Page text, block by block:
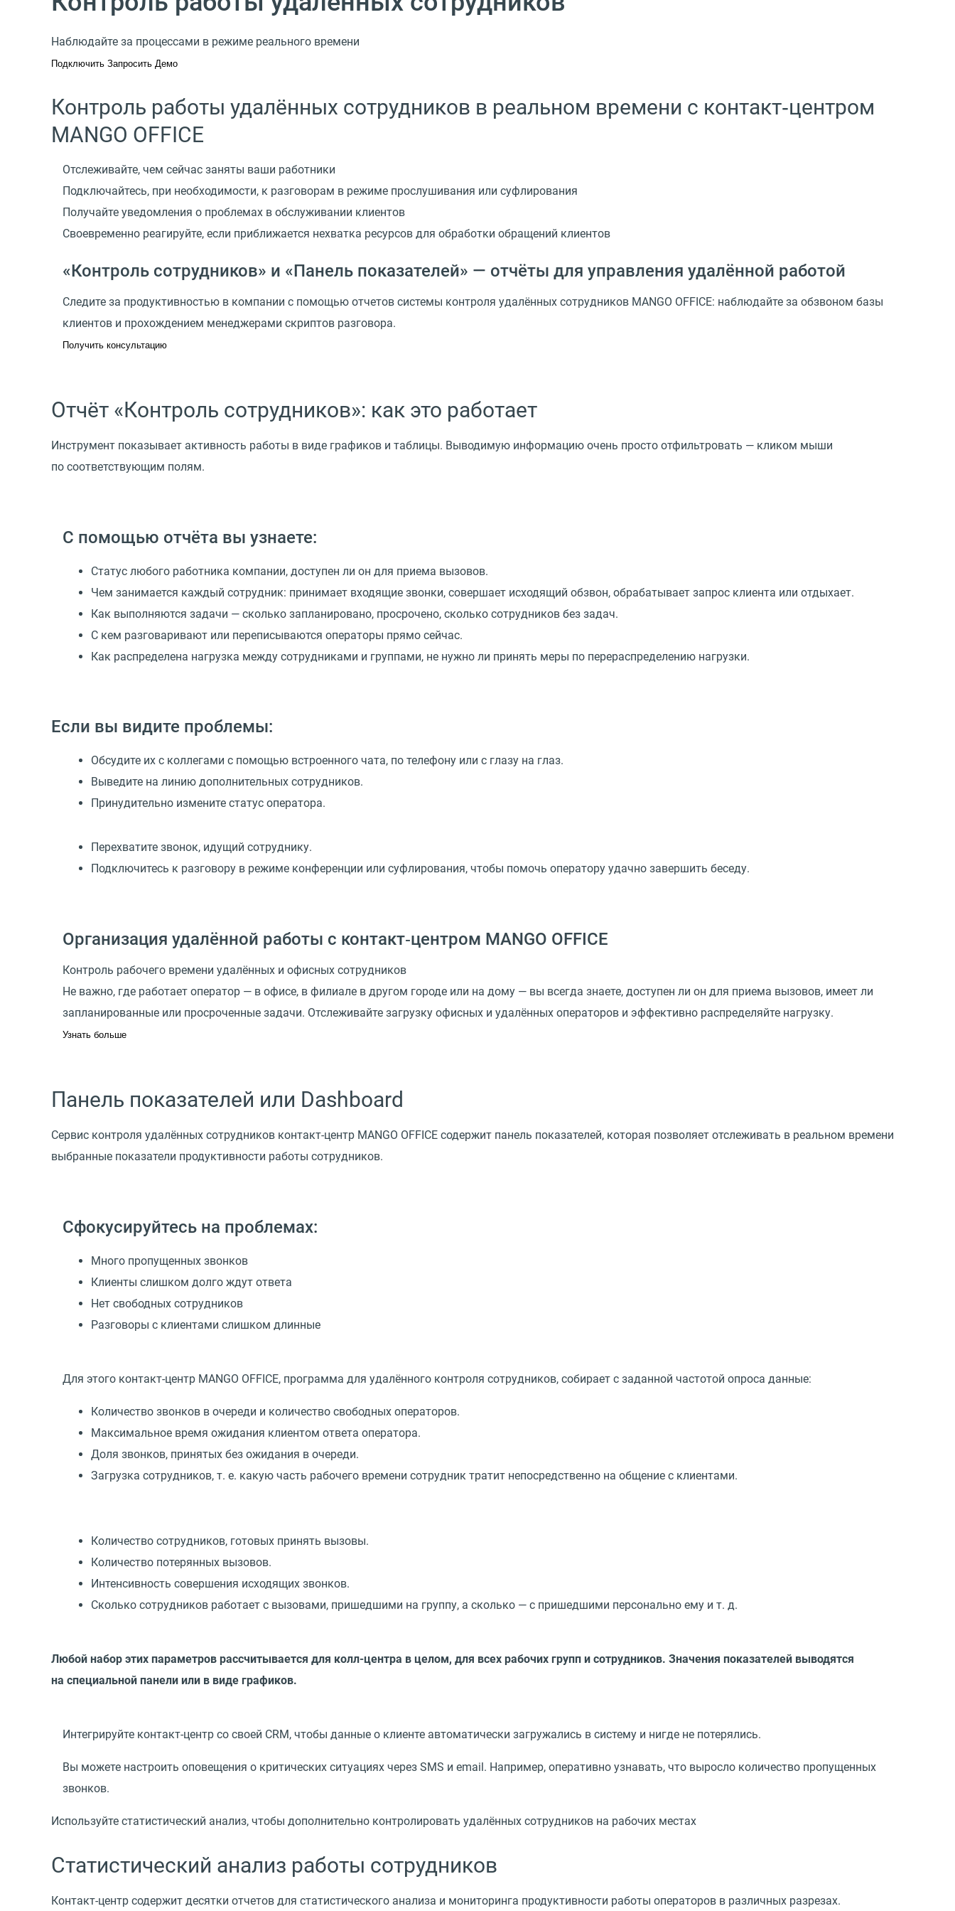
Наблюдайте за процессами в режиме реального времени
Подключить Запросить Демо
Контроль работы удалённых сотрудников в реальном времени с контакт‑центром
MANGO OFFICE
Отслеживайте, чем сейчас заняты ваши работники
Подключайтесь, при необходимости, к разговорам в режиме прослушивания или суфлирования
Получайте уведомления о проблемах в обслуживании клиентов
Своевременно реагируйте, если приближается нехватка ресурсов для обработки обращений клиентов
«Контроль сотрудников» и «Панель показателей» — отчёты для управления удалённой работой
Следите за продуктивностью в компании с помощью отчетов системы контроля удалённых сотрудников MANGO OFFICE: наблюдайте за обзвоном базы
клиентов и прохождением менеджерами скриптов разговора.
Получить консультацию
Отчёт «Контроль сотрудников»: как это работает
Инструмент показывает активность работы в виде графиков и таблицы. Выводимую информацию очень просто отфильтровать — кликом мыши
по соответствующим полям.
С помощью отчёта вы узнаете:
Статус любого работника компании, доступен ли он для приема вызовов.
Чем занимается каждый сотрудник: принимает входящие звонки, совершает исходящий обзвон, обрабатывает запрос клиента или отдыхает.
Как выполняются задачи — сколько запланировано, просрочено, сколько сотрудников без задач.
С кем разговаривают или переписываются операторы прямо сейчас.
Как распределена нагрузка между сотрудниками и группами, не нужно ли принять меры по перераспределению нагрузки.
Если вы видите проблемы:
Обсудите их с коллегами с помощью встроенного чата, по телефону или с глазу на глаз.
Выведите на линию дополнительных сотрудников.
Принудительно измените статус оператора.
Перехватите звонок, идущий сотруднику.
Подключитесь к разговору в режиме конференции или суфлирования, чтобы помочь оператору удачно завершить беседу.
Организация удалённой работы с контакт‑центром MANGO OFFICE
Контроль рабочего времени удалённых и офисных сотрудников
Не важно, где работает оператор — в офисе, в филиале в другом городе или на дому — вы всегда знаете, доступен ли он для приема вызовов, имеет ли
запланированные или просроченные задачи. Отслеживайте загрузку офисных и удалённых операторов и эффективно распределяйте нагрузку.
Узнать больше
Панель показателей или Dashboard
Сервис контроля удалённых сотрудников контакт-центр MANGO OFFICE содержит панель показателей, которая позволяет отслеживать в реальном времени
выбранные показатели продуктивности работы сотрудников.
Сфокусируйтесь на проблемах:
Много пропущенных звонков
Клиенты слишком долго ждут ответа
Нет свободных сотрудников
Разговоры с клиентами слишком длинные
Для этого контакт-центр MANGO OFFICE, программа для удалённого контроля сотрудников, собирает с заданной частотой опроса данные:
Количество звонков в очереди и количество свободных операторов.
Максимальное время ожидания клиентом ответа оператора.
Доля звонков, принятых без ожидания в очереди.
Загрузка сотрудников, т. е. какую часть рабочего времени сотрудник тратит непосредственно на общение с клиентами.
Количество сотрудников, готовых принять вызовы.
Количество потерянных вызовов.
Интенсивность совершения исходящих звонков.
Сколько сотрудников работает с вызовами, пришедшими на группу, а сколько — с пришедшими персонально ему и т. д.
Любой набор этих параметров рассчитывается для колл-центра в целом, для всех рабочих групп и сотрудников. Значения показателей выводятся
на специальной панели или в виде графиков.
Интегрируйте контакт-центр со своей CRM, чтобы данные о клиенте автоматически загружались в систему и нигде не потерялись.
Вы можете настроить оповещения о критических ситуациях через SMS и email. Например, оперативно узнавать, что выросло количество пропущенных
звонков.
Используйте статистический анализ, чтобы дополнительно контролировать удалённых сотрудников на рабочих местах
Статистический анализ работы сотрудников
Контакт-центр содержит десятки отчетов для статистического анализа и мониторинга продуктивности работы операторов в различных разрезах.